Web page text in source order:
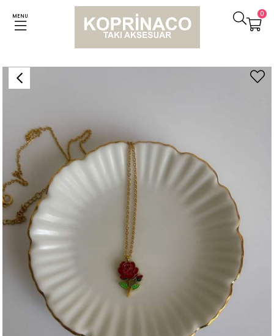
MENU 0
Kolyeler Çelik Kırmızı Gül Kolye (47 Cm)